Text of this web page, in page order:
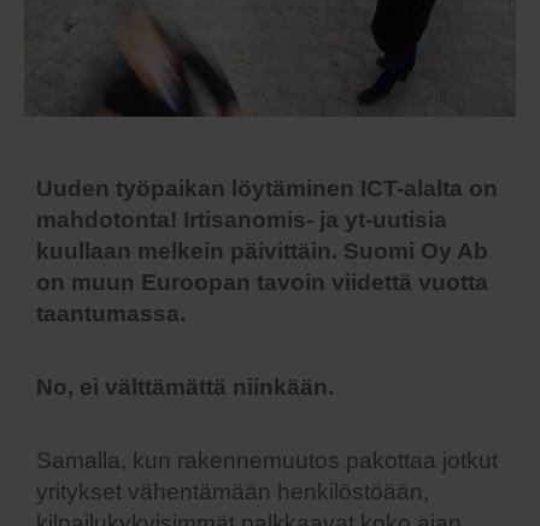
Uuden työpaikan löytäminen ICT-alalta on
mahdotonta! Irtisanomis- ja yt-uutisia
kuullaan melkein päivittäin. Suomi Oy Ab
on muun Euroopan tavoin viidettä vuotta
taantumassa.
No, ei välttämättä niinkään.
Samalla, kun rakennemuutos pakottaa jotkut
yritykset vähentämään henkilöstöään,